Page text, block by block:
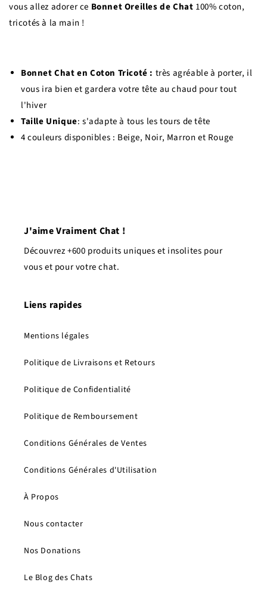
vous allez adorer ce Bonnet Oreilles de Chat 100% coton,
tricotés à la main !
Bonnet Chat en Coton Tricoté : très agréable à porter, il
vous ira bien et gardera votre tête au chaud pour tout
l'hiver
Taille Unique: s'adapte à tous les tours de tête
4 couleurs disponibles : Beige, Noir, Marron et Rouge
J'aime Vraiment Chat !
Découvrez +600 produits uniques et insolites pour
vous et pour votre chat.
Liens rapides
Mentions légales
Politique de Livraisons et Retours
Politique de Confidentialité
Politique de Remboursement
Conditions Générales de Ventes
Conditions Générales d'Utilisation
À Propos
Nous contacter
Nos Donations
Le Blog des Chats